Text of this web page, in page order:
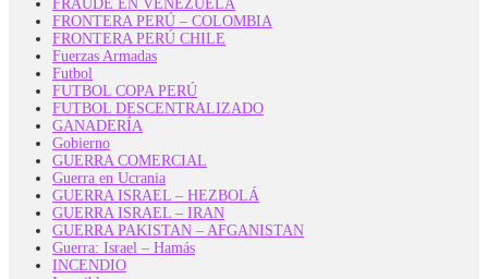
FRAUDE EN VENEZUELA
FRONTERA PERÚ – COLOMBIA
FRONTERA PERÚ CHILE
Fuerzas Armadas
Futbol
FUTBOL COPA PERÚ
FUTBOL DESCENTRALIZADO
GANADERÍA
Gobierno
GUERRA COMERCIAL
Guerra en Ucrania
GUERRA ISRAEL – HEZBOLÁ
GUERRA ISRAEL – IRAN
GUERRA PAKISTAN – AFGANISTAN
Guerra: Israel – Hamás
INCENDIO